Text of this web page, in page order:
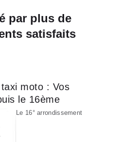
par plus de
satisfaits
moto : Vos
le 16ème
Le 16° arrondissement